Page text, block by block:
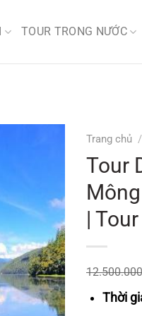
TOUR TRONG NƯỚC
Trang chủ /
Tour
|
Thời